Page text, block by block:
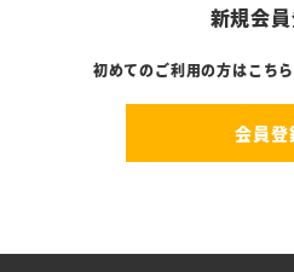
新規会
初めてのご利用の方はこち
会員登